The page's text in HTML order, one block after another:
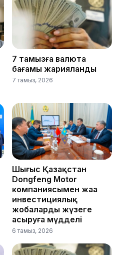
7 тамызға валюта
бағамы жарияланды
7 тамыз, 2026
Шығыс Қазақстан
Dongfeng Motor
компаниясымен жаңа
инвестициялық
жобаларды жүзеге
асыруға мүдделі
6 тамыз, 2026